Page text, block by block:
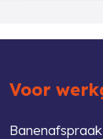
Voor
Banenafspraak